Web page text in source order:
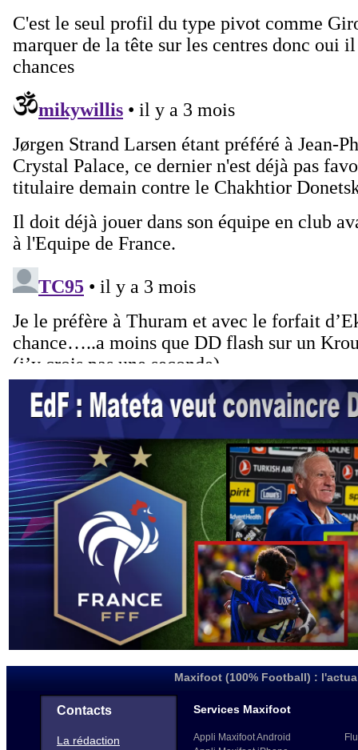
Maxifoot (100% Football) :
Contacts
La rédaction
Services Maxifoot
Appli Maxifoot Android